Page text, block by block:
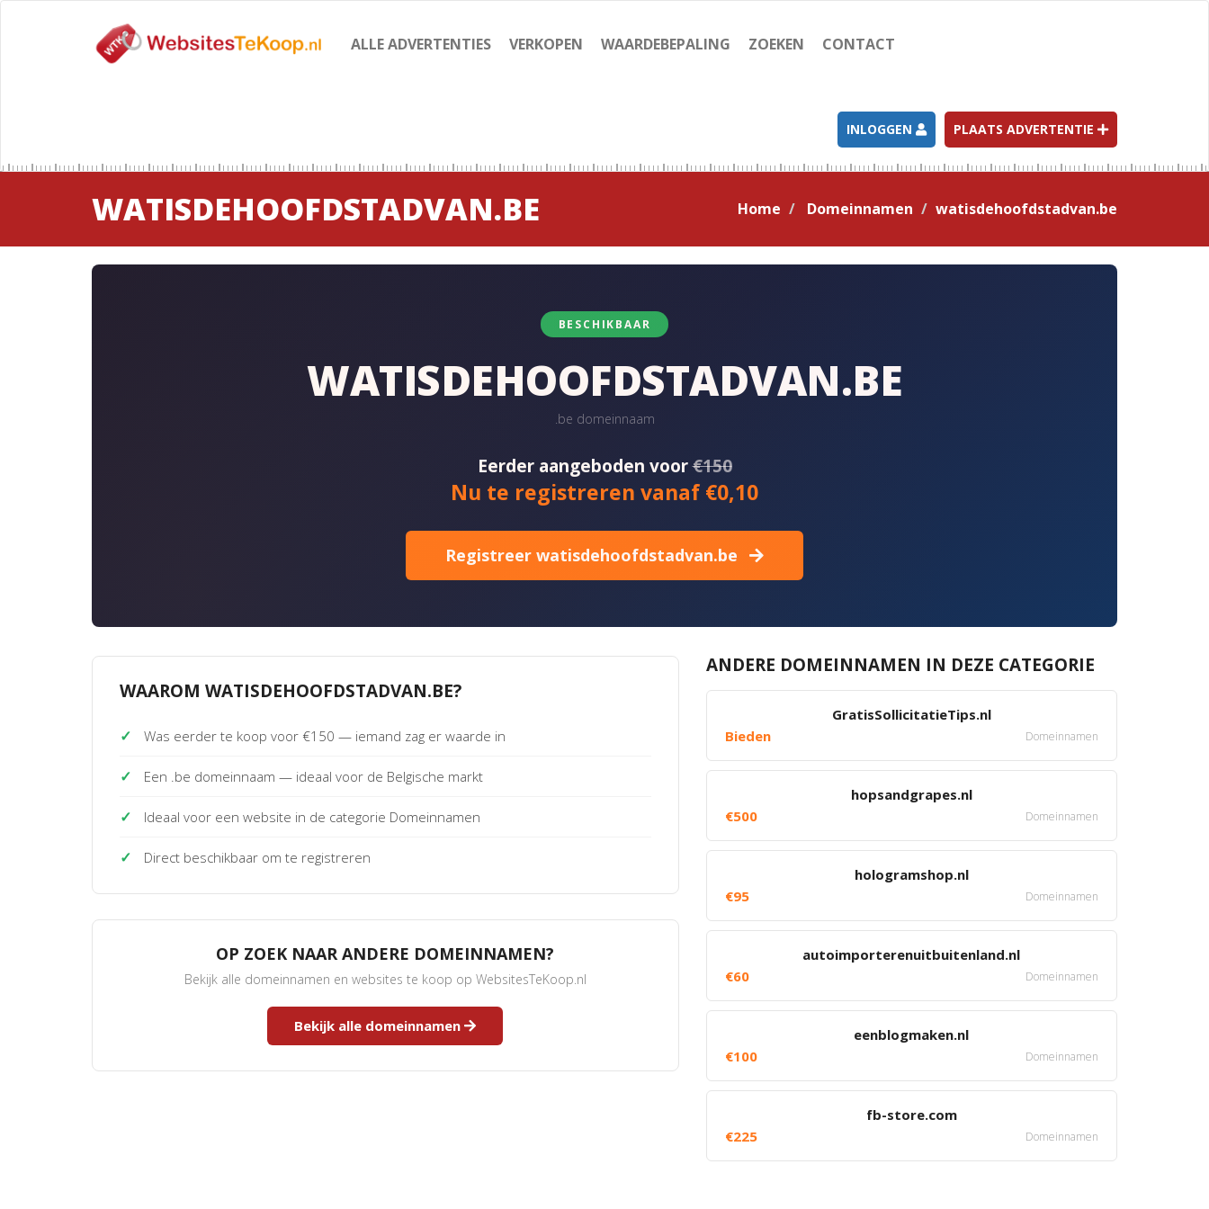
ALLE ADVERTENTIES VERKOPEN WAARDEBEPALING ZOEKEN CONTACT
INLOGGEN PLAATS ADVERTENTIE
WATISDEHOOFDSTADVAN.BE Home Domeinnamen watisdehoofdstadvan.be
BESCHIKBAAR
WATISDEHOOFDSTADVAN.BE
.be domeinnaam
Eerder aangeboden voor€150
Nu te registreren vanaf €0,10
Registreer watisdehoofdstadvan.be
WAAROM WATISDEHOOFDSTADVAN.BE?
✓ Was eerder te koop voor €150 — iemand zag er waarde in
✓ Een .be domeinnaam — ideaal voor de Belgische markt
✓ Ideaal voor een website in de categorie Domeinnamen
✓ Direct beschikbaar om te registreren
OP ZOEK NAAR ANDERE DOMEINNAMEN?
Bekijk alle domeinnamen en websites te koop op WebsitesTeKoop.nl
Bekijk alle domeinnamen
ANDERE DOMEINNAMEN IN DEZE CATEGORIE
GratisSollicitatieTips.nl
Bieden
Domeinnamen
hopsandgrapes.nl
€500
Domeinnamen
hologramshop.nl
€95
Domeinnamen
autoimporterenuitbuitenland.nl
€60
Domeinnamen
eenblogmaken.nl
€100
Domeinnamen
fb-store.com
€225
Domeinnamen